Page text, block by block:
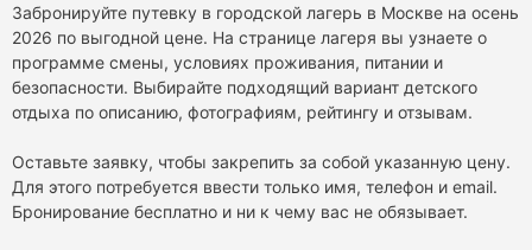
Забронируйте путевку в городской лагерь в Москве на осень
2026 по выгодной цене. На странице лагеря вы узнаете о
программе смены, условиях проживания, питании и
безопасности. Выбирайте подходящий вариант детского
отдыха по описанию, фотографиям, рейтингу и отзывам.
Оставьте заявку, чтобы закрепить за собой указанную цену.
Для этого потребуется ввести только имя, телефон и email.
Бронирование бесплатно и ни к чему вас не обязывает.